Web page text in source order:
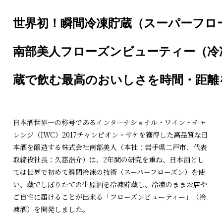
世界初！瞬間冷凍貯蔵（スーパーフロ
南部美人フローズンビューティー（冷
蔵で飲む最高のおいしさを時間・距
日本酒世界一の称号であるインターナショナル・ワイン・チャ
レンジ（IWC）2017チャンピオン・サケを獲得した高品質な日
本酒を醸造する株式会社南部美人（本社：岩手県二戸市、代表
取締役社長：久慈浩介）は、2年間の研究を重ね、日本酒とし
ては世界で初めて瞬間冷凍の技術（スーパーフローズン）を使
い、蔵でしぼりたての生原酒を冷凍貯蔵し、冷凍のままお店や
ご自宅に届けることが出来る「フローズンビューティー」（冷
凍酒）を開発しました。